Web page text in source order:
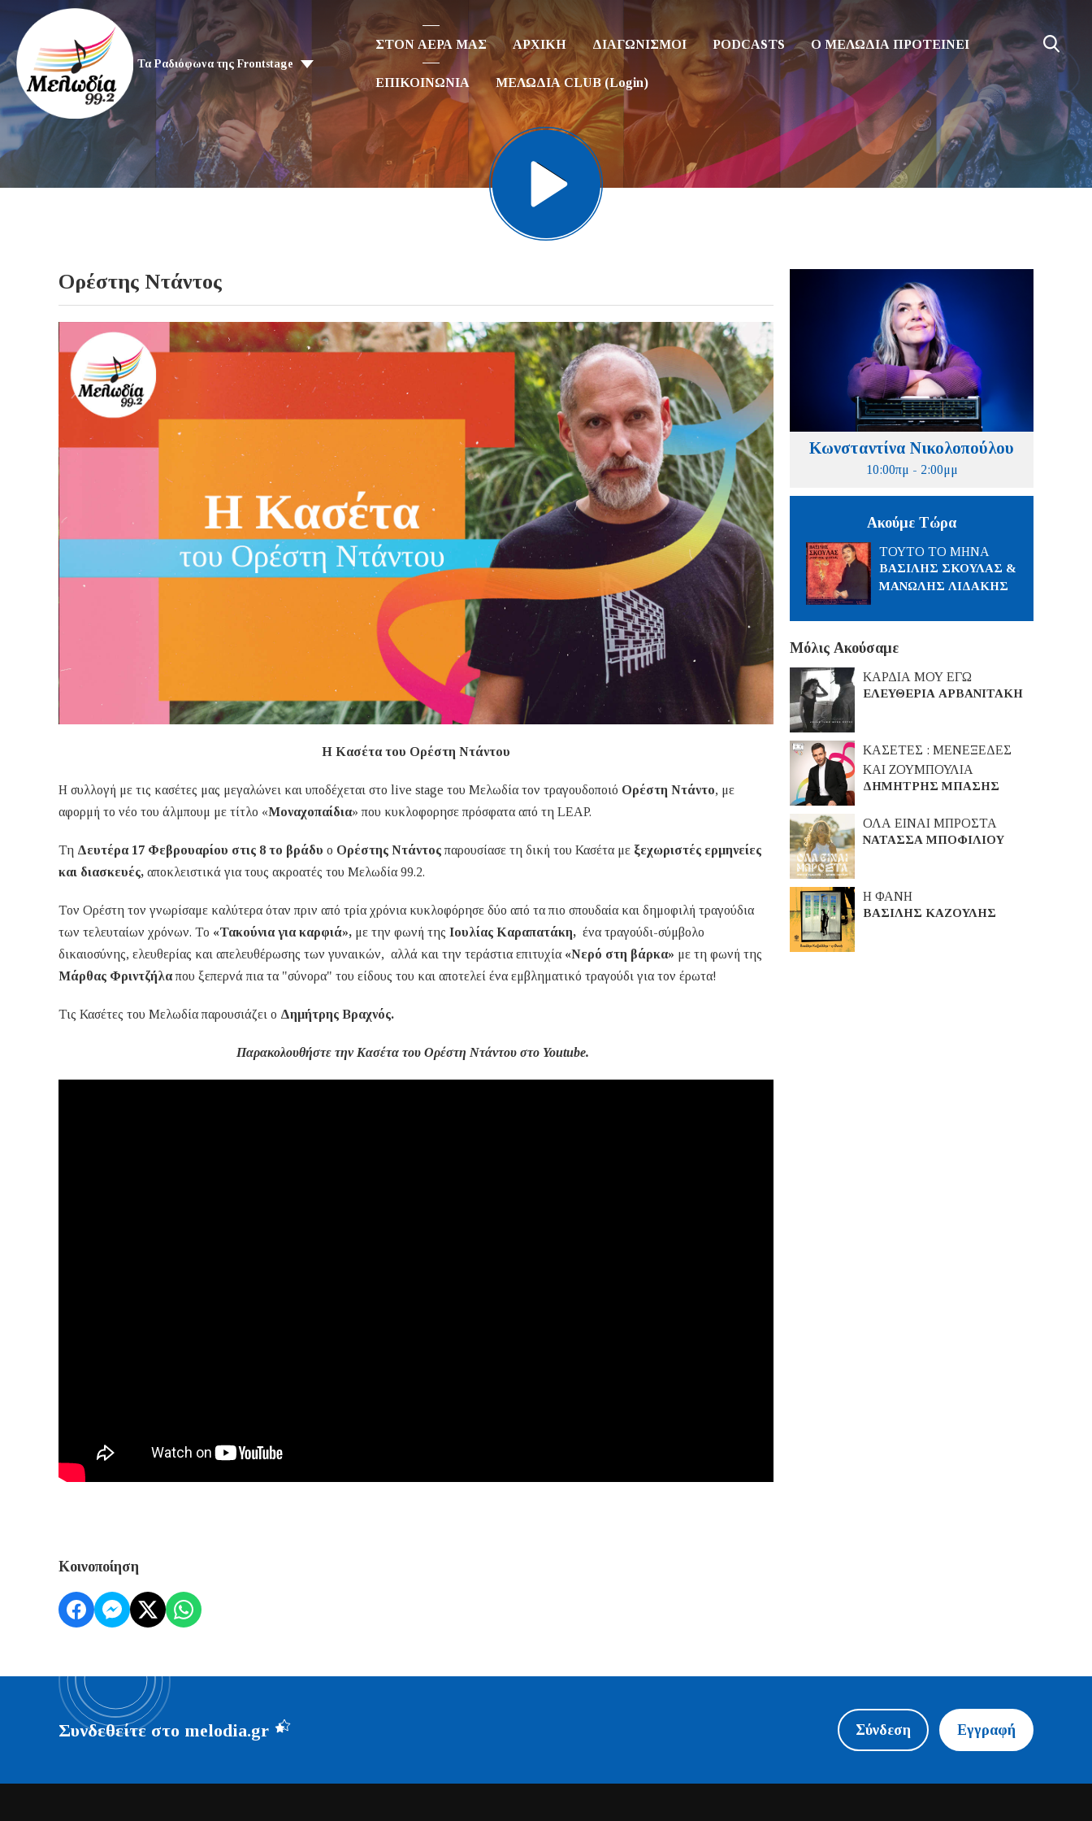
Τα Ραδιόφωνα της Frontstage
ΣΤΟΝ ΑΕΡΑ ΜΑΣ ΑΡΧΙΚΗ ΔΙΑΓΩΝΙΣΜΟΙ PODCASTS Ο ΜΕΛΩΔΙΑ ΠΡΟΤΕΙΝΕΙ
ΕΠΙΚΟΙΝΩΝΙΑ ΜΕΛΩΔΙΑ CLUB (Login)
Ορέστης Ντάντος
Η Κασέτα του Ορέστη Ντάντου
Η συλλογή με τις κασέτες μας μεγαλώνει και υποδέχεται στο live stage του Μελωδία τον τραγουδοποιό Ορέστη Ντάντο, με
αφορμή το νέο του άλμπουμ με τίτλο «Μοναχοπαίδια» που κυκλοφορησε πρόσφατα από τη LEAP.
Τη Δευτέρα 17 Φεβρουαρίου στις 8 το βράδυ ο Ορέστης Ντάντος παρουσίασε τη δική του Κασέτα με ξεχωριστές ερμηνείες
και διασκευές, αποκλειστικά για τους ακροατές του Μελωδία 99.2.
Τον Ορέστη τον γνωρίσαμε καλύτερα όταν πριν από τρία χρόνια κυκλοφόρησε δύο από τα πιο σπουδαία και δημοφιλή τραγούδια
των τελευταίων χρόνων. Το «Τακούνια για καρφιά», με την φωνή της Ιουλίας Καραπατάκη, ένα τραγούδι-σύμβολο
δικαιοσύνης, ελευθερίας και απελευθέρωσης των γυναικών, αλλά και την τεράστια επιτυχία «Νερό στη βάρκα» με τη φωνή της
Μάρθας Φριντζήλα που ξεπερνά πια τα "σύνορα" του είδους του και αποτελεί ένα εμβληματικό τραγούδι για τον έρωτα!
Τις Κασέτες του Μελωδία παρουσιάζει ο Δημήτρης Βραχνός.
Παρακολουθήστε την Κασέτα του Ορέστη Ντάντου στο Youtube.
Κοινοποίηση
Κωνσταντίνα Νικολοπούλου
10:00πμ - 2:00μμ
Ακούμε Τώρα
ΤΟΥΤΟ ΤΟ ΜΗΝΑ
ΒΑΣΙΛΗΣ ΣΚΟΥΛΑΣ &
ΜΑΝΩΛΗΣ ΛΙΔΑΚΗΣ
Μόλις Ακούσαμε
ΚΑΡΔΙΑ ΜΟΥ ΕΓΩ
ΕΛΕΥΘΕΡΙΑ ΑΡΒΑΝΙΤΑΚΗ
ΚΑΣΕΤΕΣ : ΜΕΝΕΞΕΔΕΣ
ΚΑΙ ΖΟΥΜΠΟΥΛΙΑ
ΔΗΜΗΤΡΗΣ ΜΠΑΣΗΣ
ΟΛΑ ΕΙΝΑΙ ΜΠΡΟΣΤΑ
ΝΑΤΑΣΣΑ ΜΠΟΦΙΛΙΟΥ
Η ΦΑΝΗ
ΒΑΣΙΛΗΣ ΚΑΖΟΥΛΗΣ
Συνδεθείτε στο melodia.gr Σύνδεση Εγγραφή